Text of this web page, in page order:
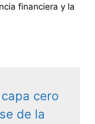
financiera y la
cero
de la